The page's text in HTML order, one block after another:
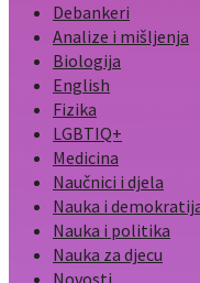
Debankeri
Analize i mišljenja
Biologija
English
Fizika
LGBTIQ+
Medicina
Naučnici i djela
Nauka i
Nauka i politika
Nauka za djecu